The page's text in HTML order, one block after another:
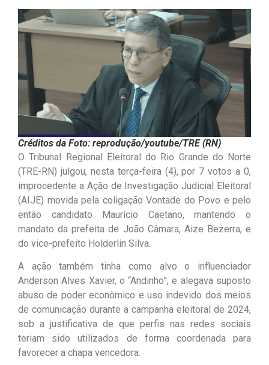
Créditos da Foto: reprodução/youtube/TRE (RN)
O Tribunal Regional Eleitoral do Rio Grande do Norte
(TRE-RN) julgou, nesta terça-feira (4), por 7 votos a 0,
improcedente a Ação de Investigação Judicial Eleitoral
(AIJE) movida pela coligação Vontade do Povo e pelo
então candidato Maurício Caetano, mantendo o
mandato da prefeita de João Câmara, Aize Bezerra, e
do vice-prefeito Holderlin Silva.
A ação também tinha como alvo o influenciador
Anderson Alves Xavier, o “Andinho”, e alegava suposto
abuso de poder econômico e uso indevido dos meios
de comunicação durante a campanha eleitoral de 2024,
sob a justificativa de que perfis nas redes sociais
teriam sido utilizados de forma coordenada para
favorecer a chapa vencedora.